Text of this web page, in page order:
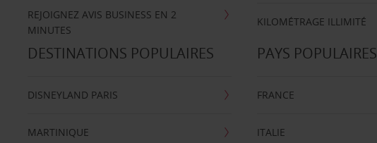
REJOIGNEZ AVIS BUSINESS EN 2
MINUTES
KILOMÉTRAGE ILLIMITÉ
DESTINATIONS POPULAIRES
DISNEYLAND PARIS
MARTINIQUE
PAYS POPULAIRES
FRANCE
ITALIE